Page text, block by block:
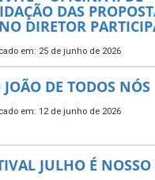
DAS
DIRETOR
em: 25 de junho de 2026
JOÃO DE TODOS NÓS
em: 12 de junho de 2026
JULHO É